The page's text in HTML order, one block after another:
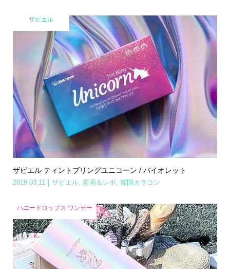
ザピエル
ザピエル ティントブリングユニコーン / バイオレット
2019.03.11 ザピエル, 着画＆レポ, 韓国カラコン
ハニードロップス ワンデー
Home Share Search Contact